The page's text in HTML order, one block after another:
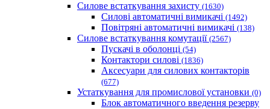
Силове встаткування захисту (1630)
Силові автоматичні вимикачі (1492)
Повітряні автоматичні вимикачі (138)
Силове встаткування комутації (2567)
Пускачі в оболонці (54)
Контактори силові (1836)
Аксесуари для силових контакторів
(677)
Устаткування для промислової установки (0)
Блок автоматичного введення резерву